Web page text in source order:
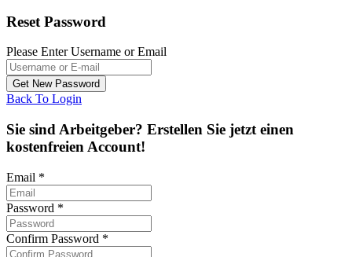
Reset Password
Please Enter Username or Email
Back To Login
Sie sind Arbeitgeber? Erstellen Sie jetzt einen
kostenfreien Account!
Email *
Password *
Confirm Password *